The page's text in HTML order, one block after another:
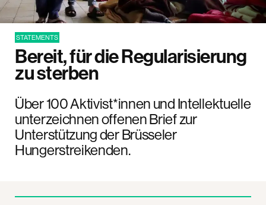
STATEMENTS
Bereit, für die Regularisierung
zu sterben
Über 100 Aktivist*innen und Intellektuelle
unterzeichnen offenen Brief zur
Unterstützung der Brüsseler
Hungerstreikenden.